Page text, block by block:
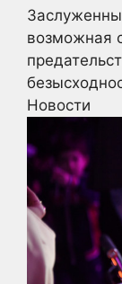
возможная
Новости